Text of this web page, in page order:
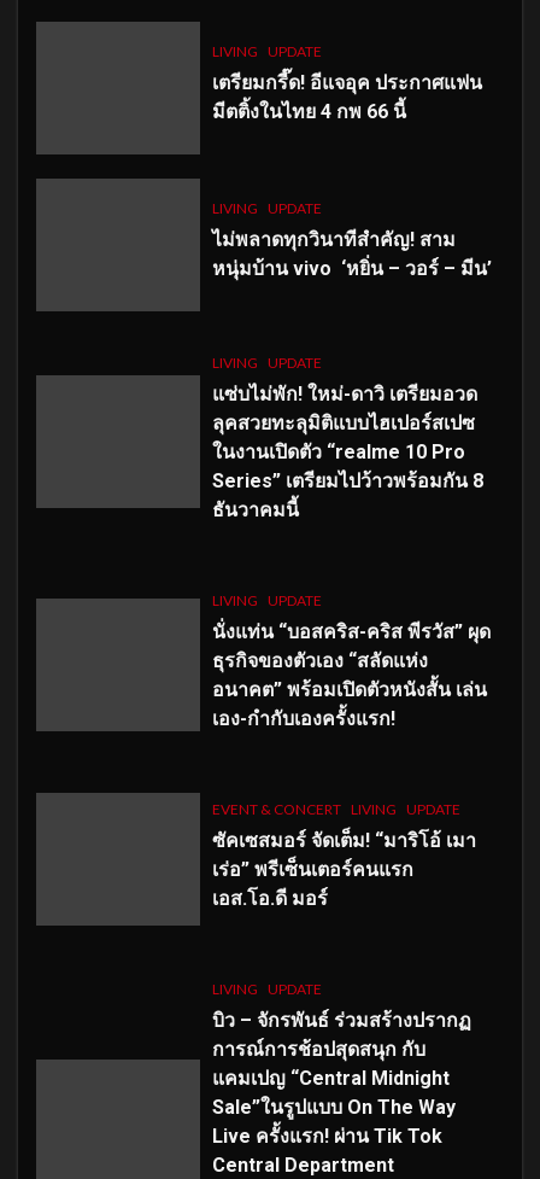
LIVING UPDATE
เตรียมกรี๊ด! อีแจอุค ประกาศแฟน
มีตติ้งในไทย 4 กพ 66 นี้
LIVING UPDATE
ไม่พลาดทุกวินาทีสำคัญ! สาม
หนุ่มบ้าน vivo ‘หยิ่น – วอร์ – มีน’
LIVING UPDATE
แซ่บไม่พัก! ใหม่-ดาวิ เตรียมอวด
ลุคสวยทะลุมิติแบบไฮเปอร์สเปซ
ในงานเปิดตัว “realme 10 Pro
Series” เตรียมไปว้าวพร้อมกัน 8
ธันวาคมนี้
LIVING UPDATE
นั่งแท่น “บอสคริส-คริส พีรวัส” ผุด
ธุรกิจของตัวเอง “สลัดแห่ง
อนาคต” พร้อมเปิดตัวหนังสั้น เล่น
เอง-กำกับเองครั้งแรก!
EVENT & CONCERT LIVING UPDATE
ซัคเซสมอร์ จัดเต็ม! “มาริโอ้ เมา
เร่อ” พรีเซ็นเตอร์คนแรก
เอส.โอ.ดี มอร์
LIVING UPDATE
บิว – จักรพันธ์ ร่วมสร้างปรากฏ
การณ์การช้อปสุดสนุก กับ
แคมเปญ “Central Midnight
Sale”ในรูปแบบ On The Way
Live ครั้งแรก! ผ่าน Tik Tok
Central Department